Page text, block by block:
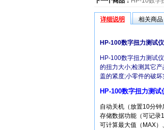
详细说明 相关商品
HP-100数字扭力测试
HP-100数字扭力测试仪
的扭力大小;检测其它
盖的紧度;小零件的破坏
HP-100数字扭力测试
自动关机（放置10分钟
存储数据功能（可记录
可计算最大值（MAX）